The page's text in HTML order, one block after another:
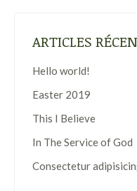
ARTICLES
Hello world!
Easter 2019
This I Believe
In The Service of God
Consectetur